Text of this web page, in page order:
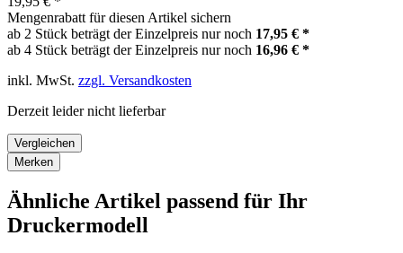
Mengenrabatt für diesen Artikel sichern
ab 2 Stück beträgt der Einzelpreis nur noch 17,95 € *
ab 4 Stück beträgt der Einzelpreis nur noch 16,96 € *
inkl. MwSt. zzgl. Versandkosten
Derzeit leider nicht lieferbar
Vergleichen
Merken
Ähnliche Artikel passend für Ihr
Druckermodell